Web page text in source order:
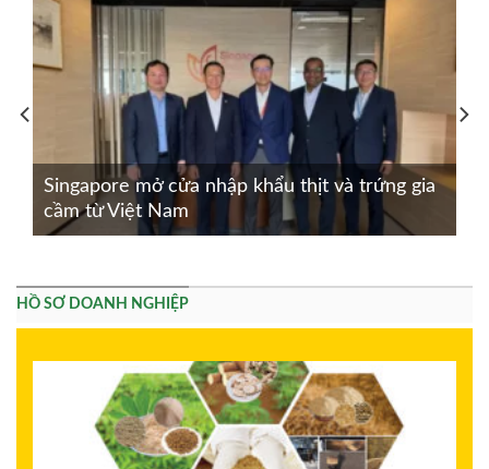
Singapore mở cửa nhập khẩu thịt và trứng gia
cầm từ Việt Nam
HỒ SƠ DOANH NGHIỆP